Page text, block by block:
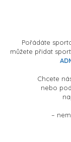
Pořádáte
můžete přidat
Chcete
nebo
–